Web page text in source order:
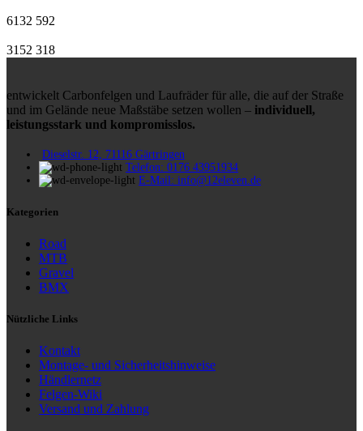
6132 592
3152 318
entwickelt Carbonfelgen und Laufräder für alle, die auf der Straße
und im Gelände neue Maßstäbe setzen wollen – individuell,
leistungsstark und kompromisslos.
Dieselstr. 12, 71116 Gärtringen
Telefon: 0176 43951934
E-Mail: info@12eleven.de
Kategorien
Road
MTB
Gravel
BMX
Nützliche Links
Kontakt
Montage- und Sicherheitshinweise
Händlernetz
Felgen-Wiki
Versand und Zahlung